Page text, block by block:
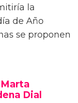
la
de Año
se proponen
Dial